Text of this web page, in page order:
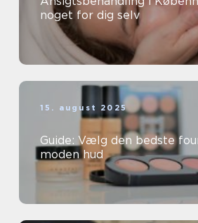
noget for dig selv
15. august 2025
Guide: Vælg den bedste
moden hud